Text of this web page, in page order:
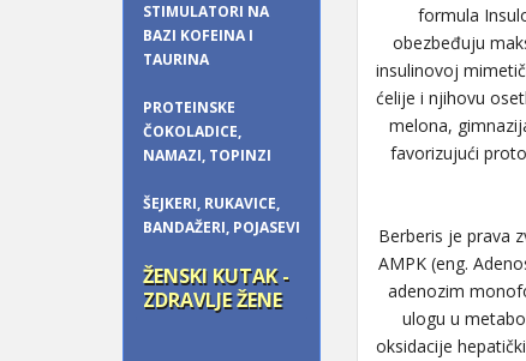
STIMULATORI NA
BAZI KOFEINA I
TAURINA
PROTEINSKE
ČOKOLADICE,
NAMAZI, TOPINZI
ŠEJKERI, RUKAVICE,
BANDAŽERI, POJASEVI
ŽENSKI KUTAK -
ZDRAVLJE ŽENE
formula
obezbeđuju
insulinovoj
ćelije i njihovu
melona,
favorizujući
Berberis je prava
AMPK (eng.
adenozim
ulogu u
oksidacije